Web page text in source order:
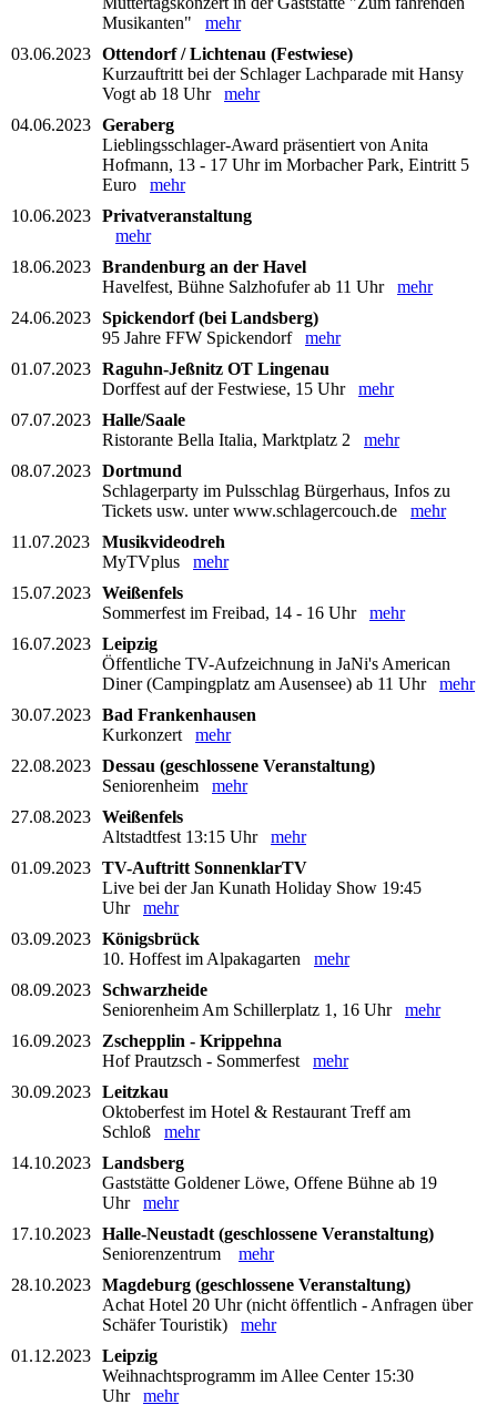
Musikanten" mehr
03.06.2023 Ottendorf / Lichtenau (Festwiese)
Kurzauftritt bei der Schlager Lachparade mit Hansy
Vogt ab 18 Uhr mehr
04.06.2023 Geraberg
Lieblingsschlager-Award präsentiert von Anita
Hofmann, 13 - 17 Uhr im Morbacher Park, Eintritt 5
Euro mehr
10.06.2023 Privatveranstaltung
mehr
18.06.2023 Brandenburg an der Havel
Havelfest, Bühne Salzhofufer ab 11 Uhr mehr
24.06.2023 Spickendorf (bei Landsberg)
95 Jahre FFW Spickendorf mehr
01.07.2023 Raguhn-Jeßnitz OT Lingenau
Dorffest auf der Festwiese, 15 Uhr mehr
07.07.2023 Halle/Saale
Ristorante Bella Italia, Marktplatz 2 mehr
08.07.2023 Dortmund
Schlagerparty im Pulsschlag Bürgerhaus, Infos zu
Tickets usw. unter www.schlagercouch.de mehr
11.07.2023
Musikvideodreh
MyTVplus mehr
15.07.2023 Weißenfels
Sommerfest im Freibad, 14 - 16 Uhr mehr
16.07.2023 Leipzig
Öffentliche TV-Aufzeichnung in JaNi's American
Diner (Campingplatz am Ausensee) ab 11 Uhr mehr
30.07.2023 Bad Frankenhausen
Kurkonzert mehr
22.08.2023 Dessau (geschlossene Veranstaltung)
Seniorenheim mehr
27.08.2023 Weißenfels
Altstadtfest 13:15 Uhr mehr
01.09.2023 TV-Auftritt SonnenklarTV
Live bei der Jan Kunath Holiday Show 19:45
Uhr mehr
03.09.2023 Königsbrück
10. Hoffest im Alpakagarten mehr
08.09.2023 Schwarzheide
Seniorenheim Am Schillerplatz 1, 16 Uhr mehr
16.09.2023
Zschepplin - Krippehna
Hof Prautzsch - Sommerfest mehr
30.09.2023 Leitzkau
Oktoberfest im Hotel & Restaurant Treff am
Schloß mehr
14.10.2023 Landsberg
Gaststätte Goldener Löwe, Offene Bühne ab 19
Uhr mehr
17.10.2023 Halle-Neustadt (geschlossene Veranstaltung)
Seniorenzentrum mehr
28.10.2023 Magdeburg (geschlossene Veranstaltung)
Achat Hotel 20 Uhr (nicht öffentlich - Anfragen über
Schäfer Touristik) mehr
01.12.2023 Leipzig
Weihnachtsprogramm im Allee Center 15:30
Uhr mehr